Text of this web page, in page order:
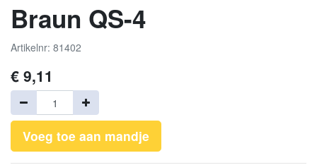
Braun QS-4
Artikelnr: 81402
€ 9,11
Voeg toe aan mandje